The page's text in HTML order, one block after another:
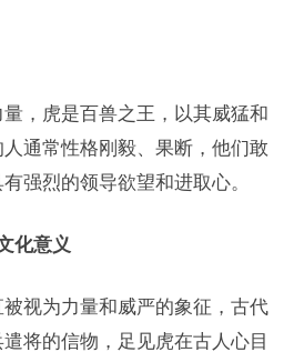
，虎是百兽之王，以其威猛和
通常性格刚毅、果断，他们敢
强烈的领导欲望和进取心。
化意义
视为力量和威严的象征，古代
将的信物，足见虎在古人心目